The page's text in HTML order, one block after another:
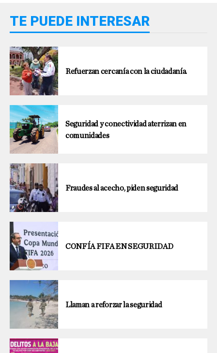
TE PUEDE INTERESAR
Refuerzan cercanía con la ciudadanía.
Seguridad y conectividad aterrizan en
comunidades
Fraudes al acecho, piden seguridad
CONFÍA FIFA EN SEGURIDAD
Llaman a reforzar la seguridad